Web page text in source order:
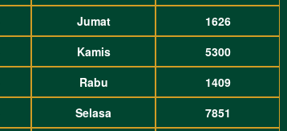
Jumat
1626
Kamis
5300
Rabu
1409
Selasa 7851